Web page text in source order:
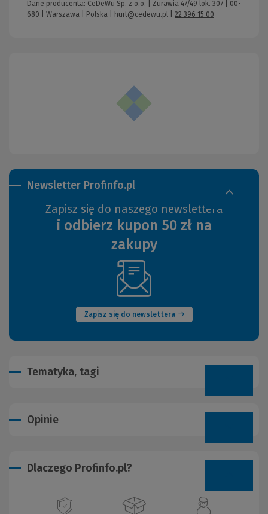
Dane producenta: CeDeWu Sp. z o.o. | Żurawia 47/49 lok. 307 | 00-
680 | Warszawa | Polska |
hurt@cedewu.pl 22 396 15 00
Newsletter Profinfo.pl
Zapisz się do naszego newslettera
i odbierz kupon 50 zł na
zakupy
Zapisz się do newslettera
(Nowe
okno)
Tematyka, tagi
Opinie
Dlaczego Profinfo.pl?